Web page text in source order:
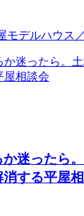
モデルハウス
迷ったら
する平屋